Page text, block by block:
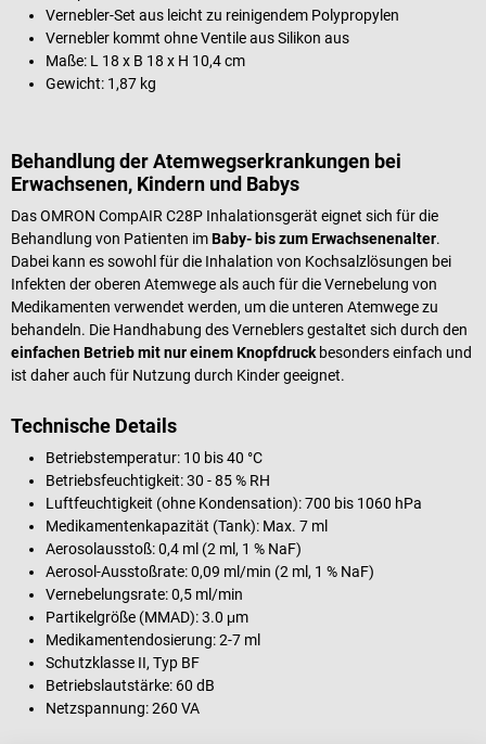
Vernebler-Set aus leicht zu reinigendem Polypropylen
Vernebler kommt ohne Ventile aus Silikon aus
Maße: L 18 x B 18 x H 10,4 cm
Gewicht: 1,87 kg
Behandlung der Atemwegserkrankungen bei
Erwachsenen, Kindern und Babys
Das OMRON CompAIR C28P Inhalationsgerät eignet sich für die
Behandlung von Patienten imBaby- bis zum Erwachsenenalter.
Dabei kann es sowohl für die Inhalation von Kochsalzlösungen bei
Infekten der oberen Atemwege als auch für die Vernebelung von
Medikamenten verwendet werden, um die unteren Atemwege zu
behandeln. Die Handhabung des Verneblers gestaltet sich durch den
einfachen Betrieb mit nur einem Knopfdruck besonders einfach und
ist daher auch für Nutzung durch Kinder geeignet.
Technische Details
Betriebstemperatur: 10 bis 40 °C
Betriebsfeuchtigkeit: 30 - 85 % RH
Luftfeuchtigkeit (ohne Kondensation): 700 bis 1060 hPa
Medikamentenkapazität (Tank): Max. 7 ml
Aerosolausstoß: 0,4 ml (2 ml, 1 % NaF)
Aerosol-Ausstoßrate: 0,09 ml/min (2 ml, 1 % NaF)
Vernebelungsrate: 0,5 ml/min
Partikelgröße (MMAD): 3.0 μm
Medikamentendosierung: 2-7 ml
Schutzklasse II, Typ BF
Betriebslautstärke: 60 dB
Netzspannung: 260 VA